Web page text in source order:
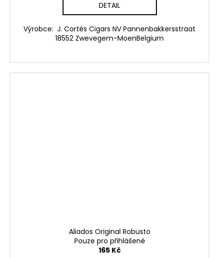
DETAIL
Výrobce: J. Cortés Cigars NV Pannenbakkersstraat
18552 Zwevegem-MoenBelgium
Aliados Original Robusto
Pouze pro přihlášené
165 Kč